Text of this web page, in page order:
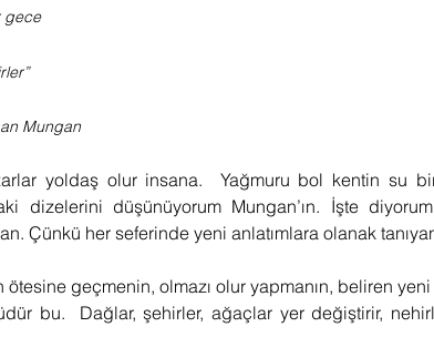
gece
Mungan
yoldaş olur insana.  Yağmuru bol kentin su
dizelerini düşünüyorum Mungan’ın. İşte
Çünkü her seferinde yeni anlatımlara olanak
ötesine geçmenin, olmazı olur yapmanın, beliren
bu.  Dağlar, şehirler, ağaçlar yer değiştirir,